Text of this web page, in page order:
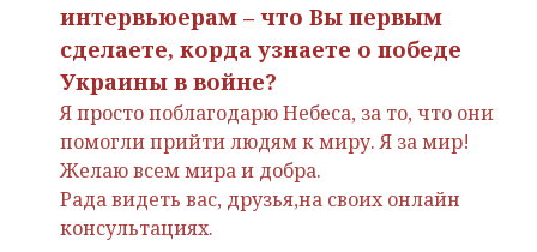
интервьюерам – что Вы первым
сделаете, корда узнаете о победе
Украины в войне?
Я просто поблагодарю Небеса, за то, что они
помогли прийти людям к миру. Я за мир!
Желаю всем мира и добра.
Рада видеть вас, друзья,на своих онлайн
консультациях.